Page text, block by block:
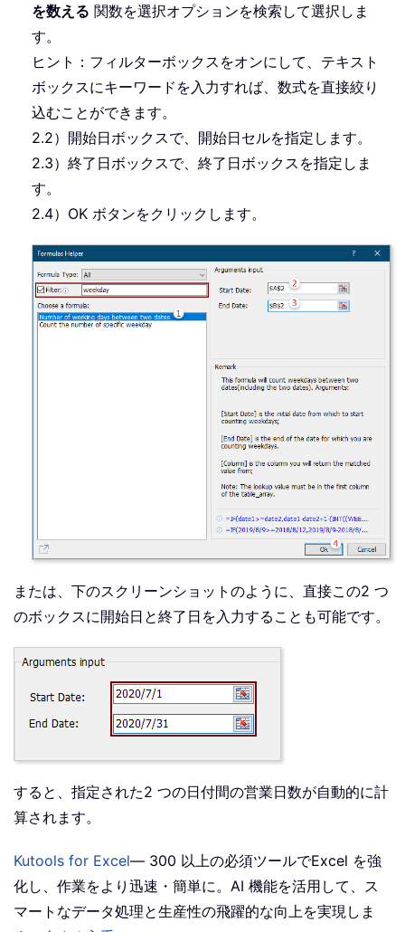
を数える 関数を選択オプションを検索して選択しま
す。
ヒント：フィルターボックスをオンにして、テキスト
ボックスにキーワードを入力すれば、数式を直接絞り
込むことができます。
2.2）開始日ボックスで、開始日セルを指定します。
2.3）終了日ボックスで、終了日ボックスを指定しま
す。
2.4）OK ボタンをクリックします。
または、下のスクリーンショットのように、直接この2 つ
のボックスに開始日と終了日を入力することも可能です。
すると、指定された2 つの日付間の営業日数が自動的に計
算されます。
Kutools for Excel— 300 以上の必須ツールでExcel を強
化し、作業をより迅速・簡単に。AI 機能を活用して、ス
マートなデータ処理と生産性の飛躍的な向上を実現しま